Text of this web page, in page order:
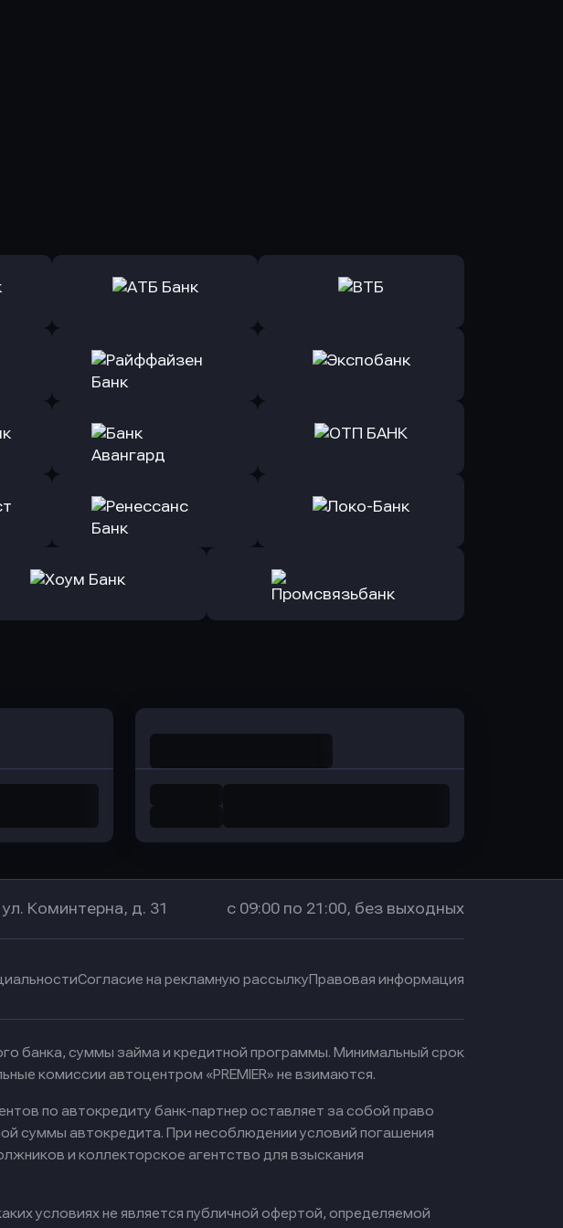
Оправить заявку
в АТБ Банк
Оправить заявку
Оправить заявку
в Райффайзен Банк
Оправить заявку
Оправить заявку
в Банк Авангард
Оправить заявку
Оправить заявку
в Локо-Банк
Коминтерна, д. 31 с 09:00 по 21:00, без выходных
Согласие на рекламную рассылкуПравовая информация
банка, суммы займа и кредитной программы. Минимальный срок
комиссии автоцентром «PREMIER» не взимаются.
по автокредиту банк-партнер оставляет за собой право
суммы автокредита. При несоблюдении условий погашения
и коллекторское агентство для взыскания
условиях не является публичной офертой, определяемой